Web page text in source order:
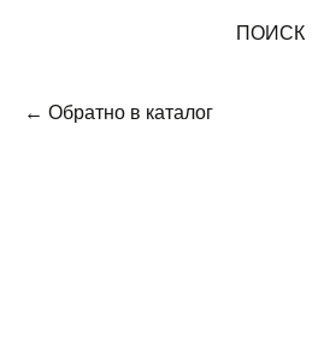
ПОИСК
← Обратно в каталог